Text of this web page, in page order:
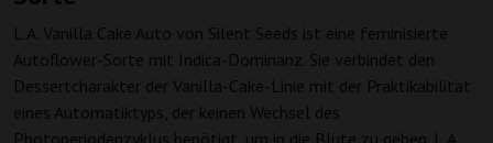
L.A. Vanilla Cake Auto von Silent Seeds ist eine feminisierte
Autoflower-Sorte mit Indica-Dominanz. Sie verbindet den
Dessertcharakter der Vanilla-Cake-Linie mit der Praktikabilität
eines Automatiktyps, der keinen Wechsel des